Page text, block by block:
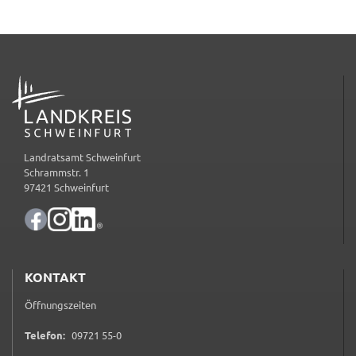
ADRESSE
Landratsamt Schweinfurt
Schrammstr. 1
97421 Schweinfurt
KONTAKT
Öffnungszeiten
Telefon: 09721 55-00 9 7 2 1 5 5 0
Landratsamt Schweinfurt
Zweck:
Kontrast und Schriftgröße
Cookie Laufzeit:
Session
Wir weisen darauf hin, dass die Verarbeitung Ihrer
des Verantwortungsbereichs des Landratsamtes
Schweinfurt liegt und hierfür ausschließlich die